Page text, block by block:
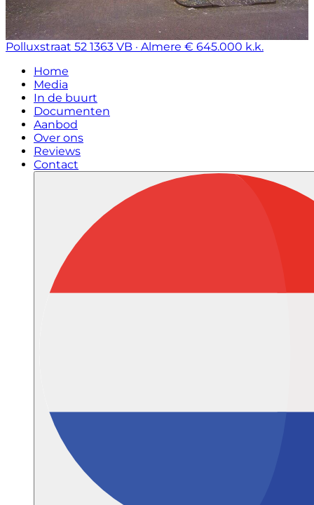
Polluxstraat 52 1363 VB · Almere € 645.000 k.k.
Home
Media
In de buurt
Documenten
Aanbod
Over ons
Reviews
Contact